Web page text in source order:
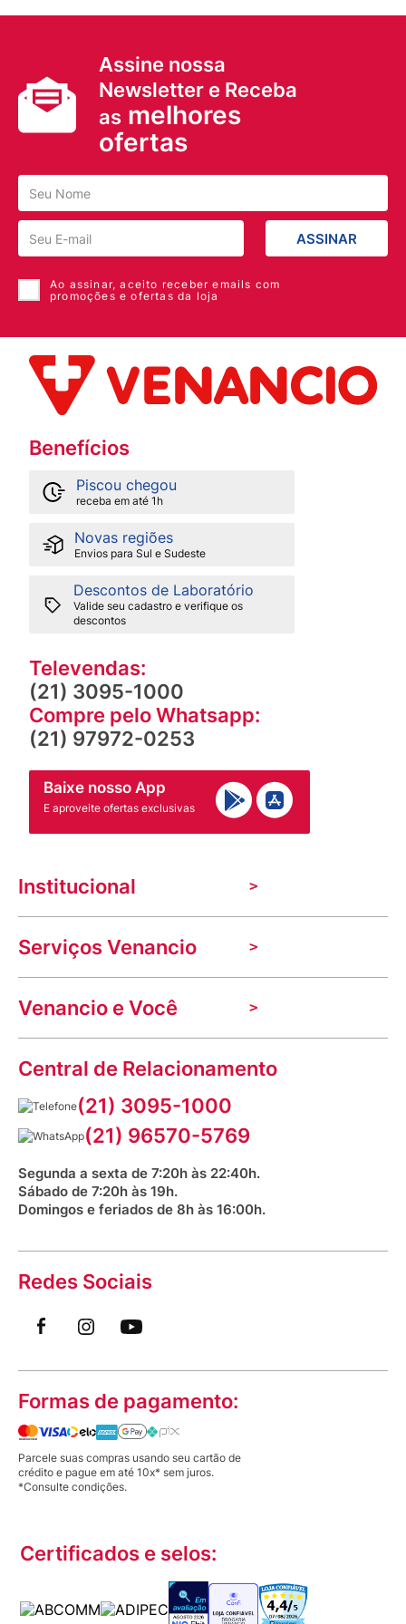
Assine nossa
Newsletter e Receba
as melhores
ofertas
ASSINAR
Ao assinar, aceito receber emails com
promoções e ofertas da loja
Benefícios
Piscou chegou
receba em até 1h
Novas regiões
Envios para Sul e Sudeste
Descontos de Laboratório
Valide seu cadastro e verifique os
descontos
Televendas:
(21) 3095-1000
Compre pelo Whatsapp:
(21) 97972-0253
Baixe nosso App
E aproveite ofertas exclusivas
Institucional
A Venancio
Trabalhe Conosco
Nossas lojas
Indique seu imóvel
Aniversário Venancio 2025
Serviços Venancio
Troca e devolução
Mecânica de promoções
Dúvidas frequentes
Prazos e entregas
Bioimpedância Gratuita
Venancio e Você
VClube - Programa de fidelidade
Fale com o farmacêutico
Fale conosco
Saúde na praça
Central de Relacionamento
(21) 3095-1000
(21) 96570-5769
Segunda a sexta de 7:20h às 22:40h.
Sábado de 7:20h às 19h.
Domingos e feriados de 8h às 16:00h.
Redes Sociais
Formas de pagamento:
Parcele suas compras usando seu cartão de
crédito e pague em até 10x* sem juros.
*Consulte condições.
Certificados e selos: